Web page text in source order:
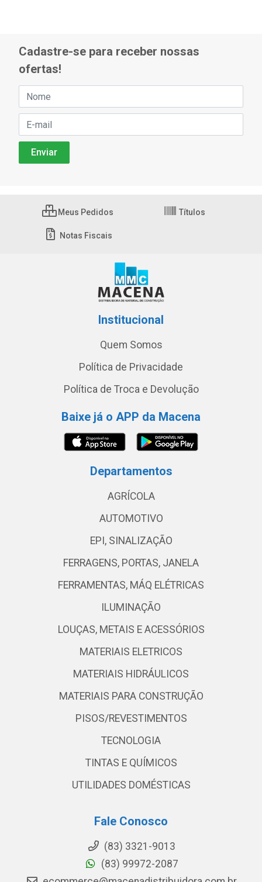
Cadastre-se para receber nossas
ofertas!
Meus Pedidos Títulos
Notas Fiscais
Institucional
Quem Somos
Política de Privacidade
Política de Troca e Devolução
Baixe já o APP da Macena
Departamentos
AGRÍCOLA
AUTOMOTIVO
EPI, SINALIZAÇÃO
FERRAGENS, PORTAS, JANELA
FERRAMENTAS, MÁQ ELÉTRICAS
ILUMINAÇÃO
LOUÇAS, METAIS E ACESSÓRIOS
MATERIAIS ELETRICOS
MATERIAIS HIDRÁULICOS
MATERIAIS PARA CONSTRUÇÃO
PISOS/REVESTIMENTOS
TECNOLOGIA
TINTAS E QUÍMICOS
UTILIDADES DOMÉSTICAS
Fale Conosco
(83) 3321-9013
(83) 99972-2087